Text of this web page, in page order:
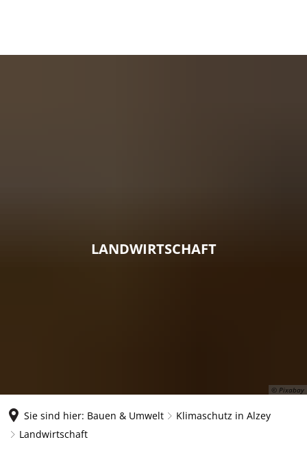
© Pixabay
LANDWIRTSCHAFT
Sie sind hier: Bauen & Umwelt
Klimaschutz in Alzey
Landwirtschaft